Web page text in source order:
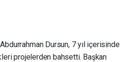
Dursun, 7 yıl içerisinde
projelerden bahsetti. Başkan